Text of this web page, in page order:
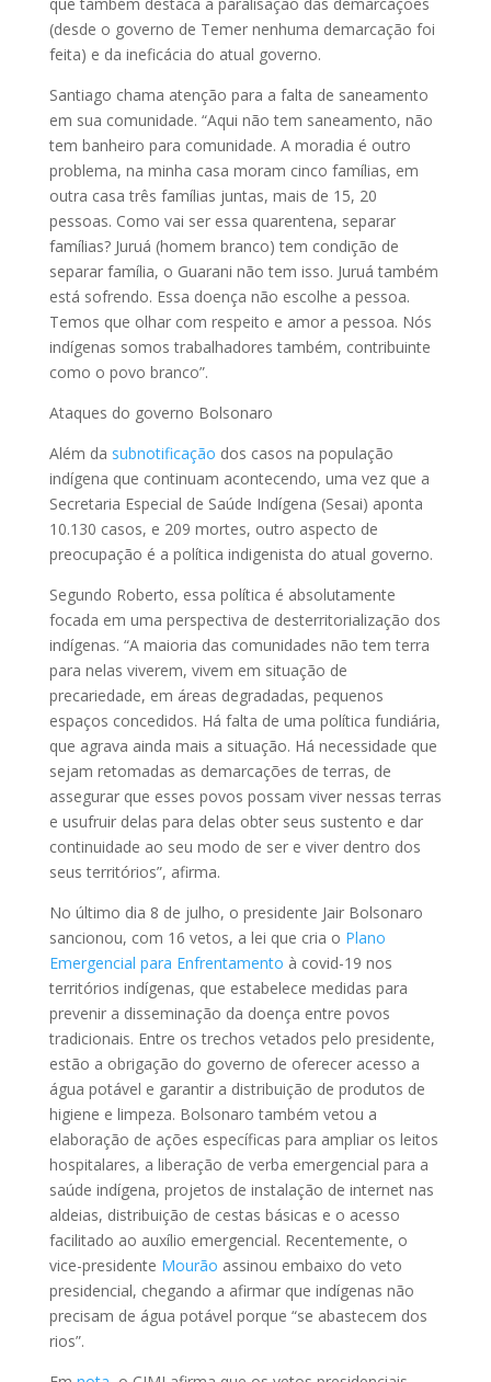
(desde o governo de Temer nenhuma demarcação foi
feita) e da ineficácia do atual governo.
Santiago chama atenção para a falta de saneamento
em sua comunidade. “Aqui não tem saneamento, não
tem banheiro para comunidade. A moradia é outro
problema, na minha casa moram cinco famílias, em
outra casa três famílias juntas, mais de 15, 20
pessoas. Como vai ser essa quarentena, separar
famílias? Juruá (homem branco) tem condição de
separar família, o Guarani não tem isso. Juruá também
está sofrendo. Essa doença não escolhe a pessoa.
Temos que olhar com respeito e amor a pessoa. Nós
indígenas somos trabalhadores também, contribuinte
como o povo branco”.
Ataques do governo Bolsonaro
Além da subnotificação dos casos na população
indígena que continuam acontecendo, uma vez que a
Secretaria Especial de Saúde Indígena (Sesai) aponta
10.130 casos, e 209 mortes, outro aspecto de
preocupação é a política indigenista do atual governo.
Segundo Roberto, essa política é absolutamente
focada em uma perspectiva de desterritorialização dos
indígenas. “A maioria das comunidades não tem terra
para nelas viverem, vivem em situação de
precariedade, em áreas degradadas, pequenos
espaços concedidos. Há falta de uma política fundiária,
que agrava ainda mais a situação. Há necessidade que
sejam retomadas as demarcações de terras, de
assegurar que esses povos possam viver nessas terras
e usufruir delas para delas obter seus sustento e dar
continuidade ao seu modo de ser e viver dentro dos
seus territórios”, afirma.
No último dia 8 de julho, o presidente Jair Bolsonaro
sancionou, com 16 vetos, a lei que cria o Plano
Emergencial para Enfrentamento à covid-19 nos
territórios indígenas, que estabelece medidas para
prevenir a disseminação da doença entre povos
tradicionais. Entre os trechos vetados pelo presidente,
estão a obrigação do governo de oferecer acesso a
água potável e garantir a distribuição de produtos de
higiene e limpeza. Bolsonaro também vetou a
elaboração de ações específicas para ampliar os leitos
hospitalares, a liberação de verba emergencial para a
saúde indígena, projetos de instalação de internet nas
aldeias, distribuição de cestas básicas e o acesso
facilitado ao auxílio emergencial. Recentemente, o
vice-presidente Mourão assinou embaixo do veto
presidencial, chegando a afirmar que indígenas não
precisam de água potável porque “se abastecem dos
rios”.